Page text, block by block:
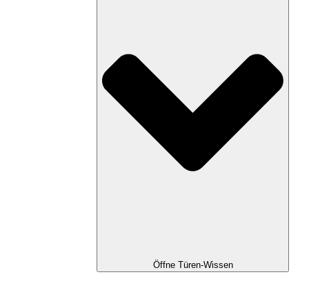
Öffne Türen-Wissen